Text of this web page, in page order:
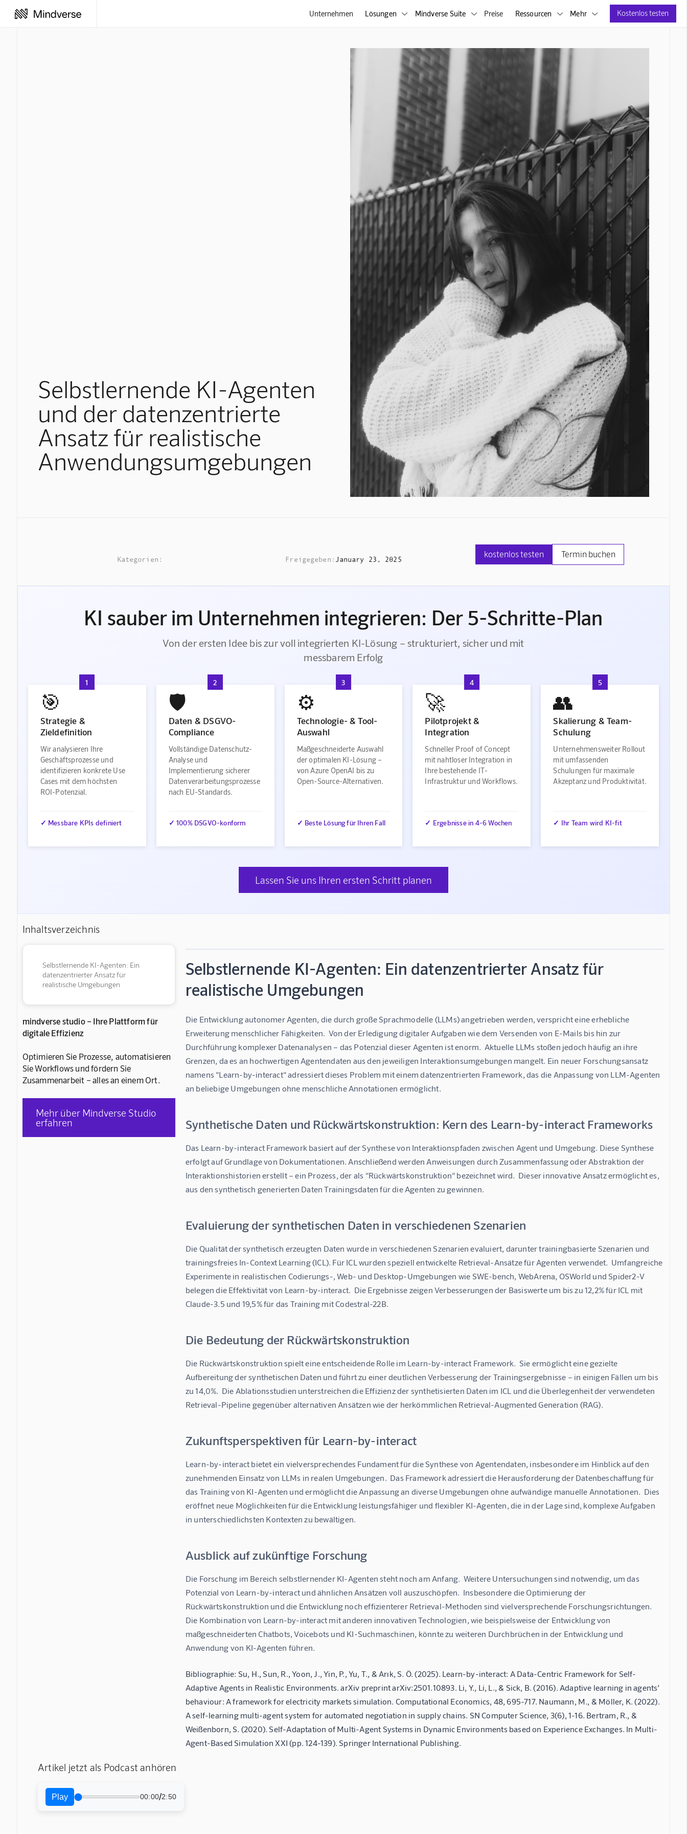
Unternehmen Lösungen  Mindverse Suite  Preise Ressourcen  Mehr  Kostenlos testen
Selbstlernende KI-Agenten
und der datenzentrierte
Ansatz für realistische
Anwendungsumgebungen
Kategorien: Freigegeben: January 23, 2025
kostenlos testen Termin buchen
KI sauber im Unternehmen integrieren: Der 5-Schritte-Plan
Von der ersten Idee bis zur voll integrierten KI-Lösung – strukturiert, sicher und mit
messbarem Erfolg
1
🎯
Strategie &
Zieldefinition
Wir analysieren Ihre
Geschäftsprozesse und
identifizieren konkrete Use
Cases mit dem höchsten
ROI-Potenzial.
✓ Messbare KPIs definiert
2
🛡️
Daten & DSGVO-
Compliance
Vollständige Datenschutz-
Analyse und
Implementierung sicherer
Datenverarbeitungsprozesse
nach EU-Standards.
✓ 100% DSGVO-konform
3
⚙️
Technologie- & Tool-
Auswahl
Maßgeschneiderte Auswahl
der optimalen KI-Lösung –
von Azure OpenAI bis zu
Open-Source-Alternativen.
✓ Beste Lösung für Ihren Fall
4
🚀
Pilotprojekt &
Integration
Schneller Proof of Concept
mit nahtloser Integration in
Ihre bestehende IT-
Infrastruktur und Workflows.
✓ Ergebnisse in 4-6 Wochen
5
👥
Skalierung & Team-
Schulung
Unternehmensweiter Rollout
mit umfassenden
Schulungen für maximale
Akzeptanz und Produktivität.
✓ Ihr Team wird KI-fit
Lassen Sie uns Ihren ersten Schritt planen
Inhaltsverzeichnis
Selbstlernende KI-Agenten: Ein
datenzentrierter Ansatz für
realistische Umgebungen
mindverse studio – Ihre Plattform für
digitale Effizienz
Optimieren Sie Prozesse, automatisieren
Sie Workflows und fördern Sie
Zusammenarbeit – alles an einem Ort.
Mehr über Mindverse Studio
erfahren
Selbstlernende KI-Agenten: Ein datenzentrierter Ansatz für
realistische Umgebungen
Die Entwicklung autonomer Agenten, die durch große Sprachmodelle (LLMs) angetrieben werden, verspricht eine erhebliche
Erweiterung menschlicher Fähigkeiten.  Von der Erledigung digitaler Aufgaben wie dem Versenden von E-Mails bis hin zur
Durchführung komplexer Datenanalysen – das Potenzial dieser Agenten ist enorm.  Aktuelle LLMs stoßen jedoch häufig an ihre
Grenzen, da es an hochwertigen Agentendaten aus den jeweiligen Interaktionsumgebungen mangelt. Ein neuer Forschungsansatz
namens "Learn-by-interact" adressiert dieses Problem mit einem datenzentrierten Framework, das die Anpassung von LLM-Agenten
an beliebige Umgebungen ohne menschliche Annotationen ermöglicht.
Synthetische Daten und Rückwärtskonstruktion: Kern des Learn-by-interact Frameworks
Das Learn-by-interact Framework basiert auf der Synthese von Interaktionspfaden zwischen Agent und Umgebung. Diese Synthese
erfolgt auf Grundlage von Dokumentationen. Anschließend werden Anweisungen durch Zusammenfassung oder Abstraktion der
Interaktionshistorien erstellt – ein Prozess, der als "Rückwärtskonstruktion" bezeichnet wird.  Dieser innovative Ansatz ermöglicht es,
aus den synthetisch generierten Daten Trainingsdaten für die Agenten zu gewinnen.
Evaluierung der synthetischen Daten in verschiedenen Szenarien
Die Qualität der synthetisch erzeugten Daten wurde in verschiedenen Szenarien evaluiert, darunter trainingbasierte Szenarien und
trainingsfreies In-Context Learning (ICL). Für ICL wurden speziell entwickelte Retrieval-Ansätze für Agenten verwendet.  Umfangreiche
Experimente in realistischen Codierungs-, Web- und Desktop-Umgebungen wie SWE-bench, WebArena, OSWorld und Spider2-V
belegen die Effektivität von Learn-by-interact.  Die Ergebnisse zeigen Verbesserungen der Basiswerte um bis zu 12,2% für ICL mit
Claude-3.5 und 19,5% für das Training mit Codestral-22B.
Die Bedeutung der Rückwärtskonstruktion
Die Rückwärtskonstruktion spielt eine entscheidende Rolle im Learn-by-interact Framework.  Sie ermöglicht eine gezielte
Aufbereitung der synthetischen Daten und führt zu einer deutlichen Verbesserung der Trainingsergebnisse – in einigen Fällen um bis
zu 14,0%.  Die Ablationsstudien unterstreichen die Effizienz der synthetisierten Daten im ICL und die Überlegenheit der verwendeten
Retrieval-Pipeline gegenüber alternativen Ansätzen wie der herkömmlichen Retrieval-Augmented Generation (RAG).
Zukunftsperspektiven für Learn-by-interact
Learn-by-interact bietet ein vielversprechendes Fundament für die Synthese von Agentendaten, insbesondere im Hinblick auf den
zunehmenden Einsatz von LLMs in realen Umgebungen.  Das Framework adressiert die Herausforderung der Datenbeschaffung für
das Training von KI-Agenten und ermöglicht die Anpassung an diverse Umgebungen ohne aufwändige manuelle Annotationen.  Dies
eröffnet neue Möglichkeiten für die Entwicklung leistungsfähiger und flexibler KI-Agenten, die in der Lage sind, komplexe Aufgaben
in unterschiedlichsten Kontexten zu bewältigen.
Ausblick auf zukünftige Forschung
Die Forschung im Bereich selbstlernender KI-Agenten steht noch am Anfang.  Weitere Untersuchungen sind notwendig, um das
Potenzial von Learn-by-interact und ähnlichen Ansätzen voll auszuschöpfen.  Insbesondere die Optimierung der
Rückwärtskonstruktion und die Entwicklung noch effizienterer Retrieval-Methoden sind vielversprechende Forschungsrichtungen.
Die Kombination von Learn-by-interact mit anderen innovativen Technologien, wie beispielsweise der Entwicklung von
maßgeschneiderten Chatbots, Voicebots und KI-Suchmaschinen, könnte zu weiteren Durchbrüchen in der Entwicklung und
Anwendung von KI-Agenten führen.
Bibliographie: Su, H., Sun, R., Yoon, J., Yin, P., Yu, T., & Arık, S. Ö. (2025). Learn-by-interact: A Data-Centric Framework for Self-
Adaptive Agents in Realistic Environments. arXiv preprint arXiv:2501.10893. Li, Y., Li, L., & Sick, B. (2016). Adaptive learning in agents’
behaviour: A framework for electricity markets simulation. Computational Economics, 48, 695-717. Naumann, M., & Möller, K. (2022).
A self-learning multi-agent system for automated negotiation in supply chains. SN Computer Science, 3(6), 1-16. Bertram, R., &
Weißenborn, S. (2020). Self-Adaptation of Multi-Agent Systems in Dynamic Environments based on Experience Exchanges. In Multi-
Agent-Based Simulation XXI (pp. 124-139). Springer International Publishing.
Artikel jetzt als Podcast anhören
Play 00:00/2:50